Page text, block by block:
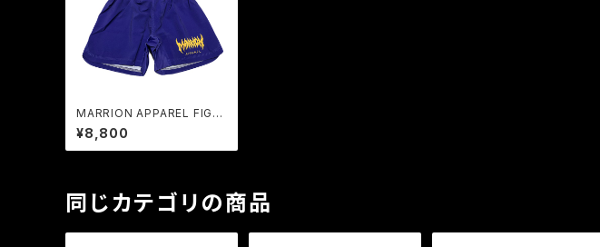
MARRION APPAREL FIGH
T PANTS (Purple× Yello
w)
¥8,800
同じカテゴリの商品